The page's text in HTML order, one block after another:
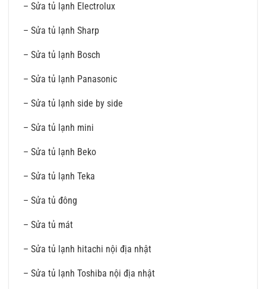
– Sửa tủ lạnh Electrolux
– Sửa tủ lạnh Sharp
– Sửa tủ lạnh Bosch
– Sửa tủ lạnh Panasonic
– Sửa tủ lạnh side by side
– Sửa tủ lạnh mini
– Sửa tủ lạnh Beko
– Sửa tủ lạnh Teka
– Sửa tủ đông
– Sửa tủ mát
– Sửa tủ lạnh hitachi nội địa nhật
– Sửa tủ lạnh Toshiba nội địa nhật